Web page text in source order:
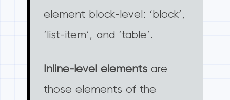
element block-level: ‘block’,
‘list-item’, and ‘table’.
Inline-level elementsare
those elements of the